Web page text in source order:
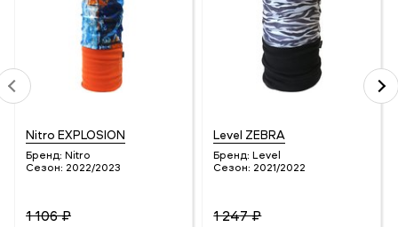
Nitro EXPLOSION
Бренд: Nitro
Сезон: 2022/2023
1 106 ₽
Level ZEBRA
Бренд: Level
Сезон: 2021/2022
1 247 ₽